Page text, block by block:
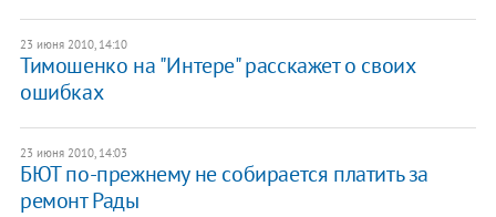
23 июня 2010, 14:10
Тимошенко на "Интере" расскажет о своих
ошибках
23 июня 2010, 14:03
БЮТ по-прежнему не собирается платить за
ремонт Рады